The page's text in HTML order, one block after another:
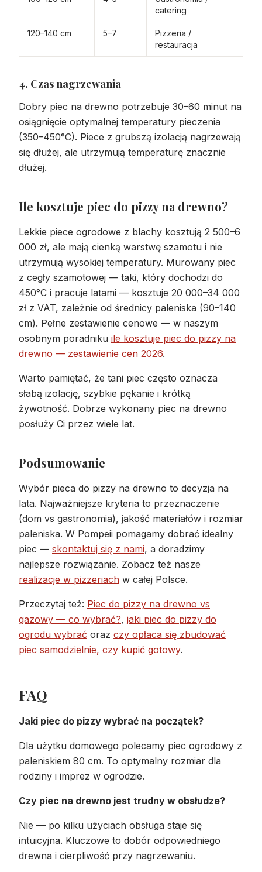
catering
120–140 cm 5–7
Pizzeria /
restauracja
4. Czas nagrzewania
Dobry piec na drewno potrzebuje 30–60 minut na
osiągnięcie optymalnej temperatury pieczenia
(350–450°C). Piece z grubszą izolacją nagrzewają
się dłużej, ale utrzymują temperaturę znacznie
dłużej.
Ile kosztuje piec do pizzy na drewno?
Lekkie piece ogrodowe z blachy kosztują 2 500–6
000 zł, ale mają cienką warstwę szamotu i nie
utrzymują wysokiej temperatury. Murowany piec
z cegły szamotowej — taki, który dochodzi do
450°C i pracuje latami — kosztuje 20 000–34 000
zł z VAT, zależnie od średnicy paleniska (90–140
cm). Pełne zestawienie cenowe — w naszym
osobnym poradniku ile kosztuje piec do pizzy na
drewno — zestawienie cen 2026.
Warto pamiętać, że tani piec często oznacza
słabą izolację, szybkie pękanie i krótką
żywotność. Dobrze wykonany piec na drewno
posłuży Ci przez wiele lat.
Podsumowanie
Wybór pieca do pizzy na drewno to decyzja na
lata. Najważniejsze kryteria to przeznaczenie
(dom vs gastronomia), jakość materiałów i rozmiar
paleniska. W Pompeii pomagamy dobrać idealny
piec — skontaktuj się z nami, a doradzimy
najlepsze rozwiązanie. Zobacz też nasze
realizacje w pizzeriach w całej Polsce.
Przeczytaj też: Piec do pizzy na drewno vs
gazowy — co wybrać?, jaki piec do pizzy do
ogrodu wybrać oraz czy opłaca się zbudować
piec samodzielnie, czy kupić gotowy.
FAQ
Jaki piec do pizzy wybrać na początek?
Dla użytku domowego polecamy piec ogrodowy z
paleniskiem 80 cm. To optymalny rozmiar dla
rodziny i imprez w ogrodzie.
Czy piec na drewno jest trudny w obsłudze?
Nie — po kilku użyciach obsługa staje się
intuicyjna. Kluczowe to dobór odpowiedniego
drewna i cierpliwość przy nagrzewaniu.